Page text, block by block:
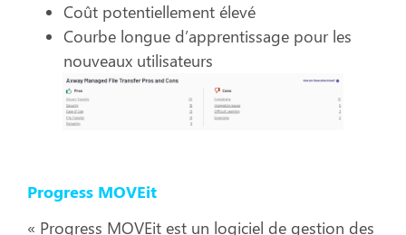
Coût potentiellement élevé
Courbe longue d’apprentissage pour les
nouveaux utilisateurs
Progress MOVEit
« Progress MOVEit est un logiciel de gestion des